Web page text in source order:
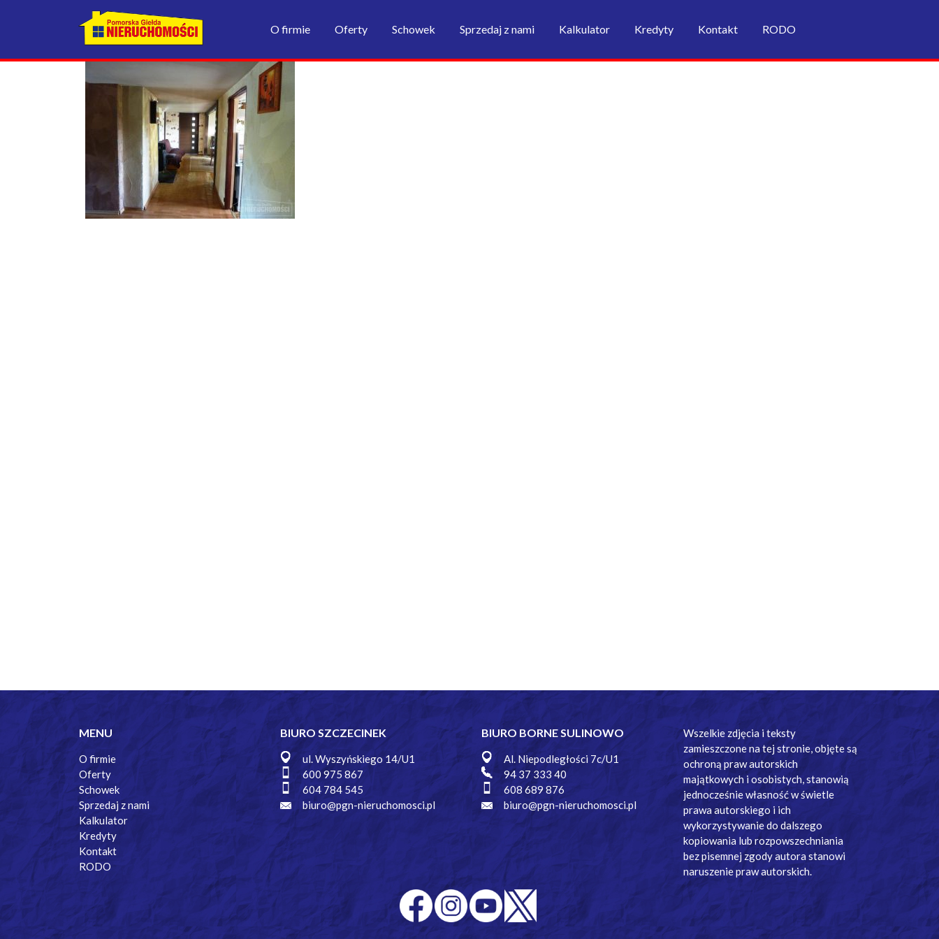
O firmie Oferty Schowek Sprzedaj z nami Kalkulator Kredyty Kontakt RODO
MENU
O firmie
Oferty
Schowek
Sprzedaj z nami
Kalkulator
Kredyty
Kontakt
RODO
BIURO SZCZECINEK
ul. Wyszyńskiego 14/U1
600 975 867
604 784 545
biuro@pgn-nieruchomosci.pl
BIURO BORNE SULINOWO
Al. Niepodległości 7c/U1
94 37 333 40
608 689 876
biuro@pgn-nieruchomosci.pl
Wszelkie zdjęcia i teksty
zamieszczone na tej stronie, objęte są
ochroną praw autorskich
majątkowych i osobistych, stanowią
jednocześnie własność w świetle
prawa autorskiego i ich
wykorzystywanie do dalszego
kopiowania lub rozpowszechniania
bez pisemnej zgody autora stanowi
naruszenie praw autorskich.